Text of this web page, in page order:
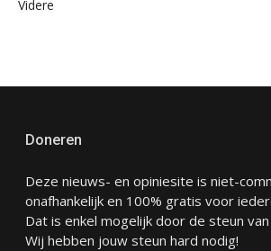
Videre
Doneren
Deze nieuws- en opiniesite is niet-
onafhankelijk en 100% gratis voor
Dat is enkel mogelijk door de steun
Wij hebben jouw steun hard nodig!